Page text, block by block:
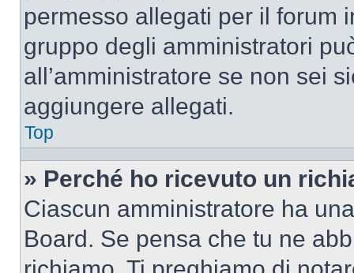
permesso allegati per il forum
gruppo degli amministratori
all’amministratore se non sei
aggiungere allegati.
Top
» Perché ho ricevuto un
Ciascun amministratore ha
Board. Se pensa che tu ne